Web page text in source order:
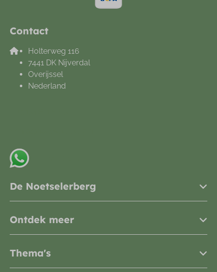
Contact
Holterweg 116
7441 DK Nijverdal
Overijssel
Nederland
De Noetselerberg
Ontdek meer
Thema's